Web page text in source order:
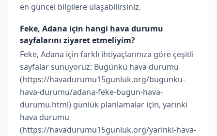
en güncel bilgilere ulaşabilirsiniz.
Feke, Adana için hangi hava durumu
sayfalarını ziyaret etmeliyim?
Feke, Adana için farklı ihtiyaçlarınıza göre çeşitli
sayfalar sunuyoruz: Bugünkü hava durumu
(https://havadurumu15gunluk.org/bugunku-
hava-durumu/adana-feke-bugun-hava-
durumu.html) günlük planlamalar için, yarınki
hava durumu
(https://havadurumu15gunluk.org/yarinki-hava-